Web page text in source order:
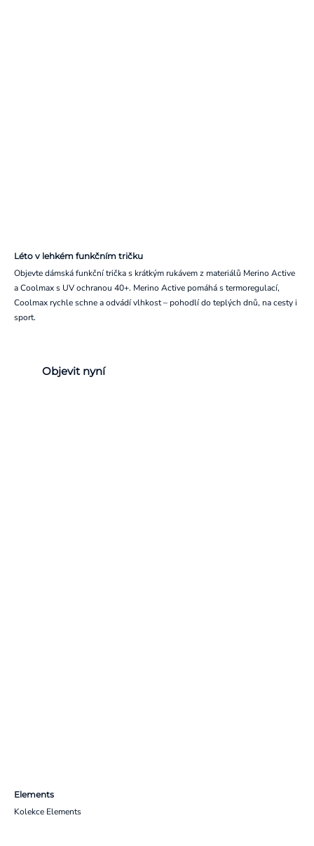
Léto v lehkém funkčním tričku
Objevte dámská funkční trička s krátkým rukávem z materiálů Merino Active
a Coolmax s UV ochranou 40+. Merino Active pomáhá s termoregulací,
Coolmax rychle schne a odvádí vlhkost – pohodlí do teplých dnů, na cesty i
sport.
Objevit nyní
Elements
Kolekce Elements